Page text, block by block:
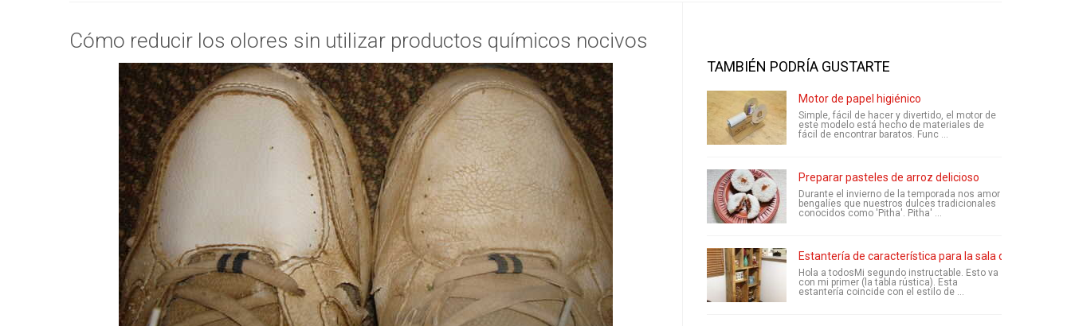
Cómo reducir los olores sin utilizar productos químicos nocivos
TAMBIÉN PODRÍA GUSTARTE
Motor de papel higiénico
Simple, fácil de hacer y divertido, el motor de
este modelo está hecho de materiales de
fácil de encontrar baratos. Func ...
Preparar pasteles de arroz delicioso
Durante el invierno de la temporada nos amor
bengalíes que nuestros dulces tradicionales
conocidos como 'Pitha'. Pitha' ...
Estantería de característica para la sala de
Hola a todosMi segundo instructable. Esto va
con mi primer (la tabla rústica). Esta
estantería coincide con el estilo de ...